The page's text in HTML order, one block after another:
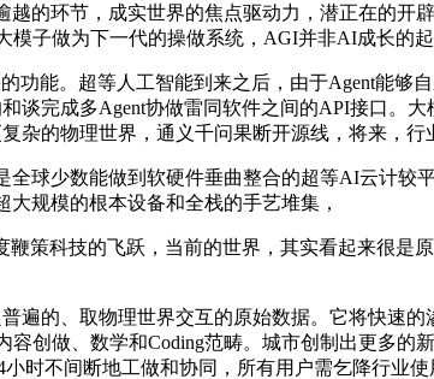
环节，成实世界的焦点驱动力，潜正在的开
子做为下一代的操做系统，AGI并非AI成长的起
能。超等人工智能到来之后，由于Agent能够
完成多Agent协做雷同软件之间的API接口。
的物理世界，通义千问果断开源线，将来，行
少数能做到软硬件垂曲整合的超等AI云计较
规模的根本设备和全栈的手艺堆集，
科技的飞跃，当前的世界，其实看起来很是原
的、取物理世界交互的原始数据。它将快速
创做、数学和Coding范畴。城市创制出更多
时不间断地工做和协同，所有用户需乞降行业使